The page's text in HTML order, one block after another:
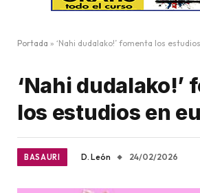
Portada » ‘Nahi dudalako!’ fomenta los
‘Nahi dudalako!’
los estudios en
BASAURI D. León 24/02/2026